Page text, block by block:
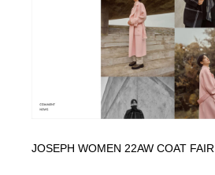
JOSEPH WOMEN 22AW COAT FAIR